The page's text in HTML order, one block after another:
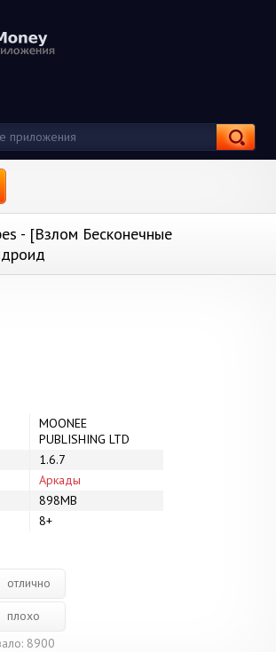
- [Взлом Бесконечные
MOONEE
PUBLISHING LTD
1.6.7
Аркады
898MB
8+
отлично
плохо
8900